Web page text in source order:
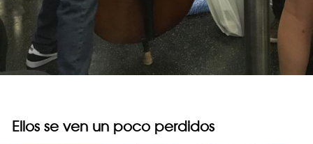
Ellos se ven un poco perdidos